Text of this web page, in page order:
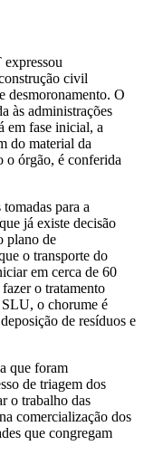
civil
desmoronamento. O
às administrações
em fase inicial, a
do material da
o órgão, é conferida
para a
já existe decisão
plano de
o transporte do
em cerca de 60
o tratamento
o chorume é
de resíduos e
que foram
de triagem dos
o trabalho das
comercialização dos
que congregam